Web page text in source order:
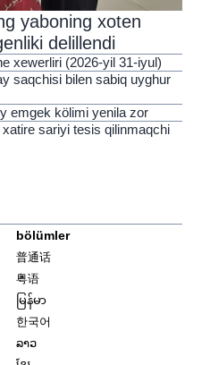
yaboning xoten
delillendi
xewerliri (2026-yil 31-iyul)
saqchisi bilen sabiq uyghur
emgek kölimi yenila zor
sariyi tesis qilinmaqchi
bölümler
普通话
粤语
မြန်မာ
한국어
ລາວ